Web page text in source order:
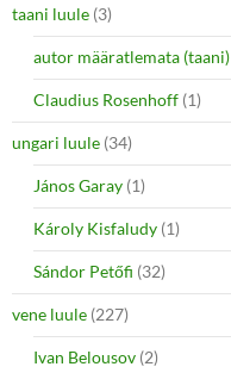
taani luule (3)
autor määratlemata (taani)
Claudius Rosenhoff (1)
ungari luule (34)
János Garay (1)
Károly Kisfaludy (1)
Sándor Petőfi (32)
vene luule (227)
Ivan Belousov (2)